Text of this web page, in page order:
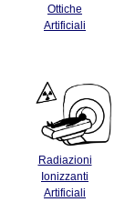
Ottiche
Artificiali
Radiazioni
Ionizzanti
Artificiali